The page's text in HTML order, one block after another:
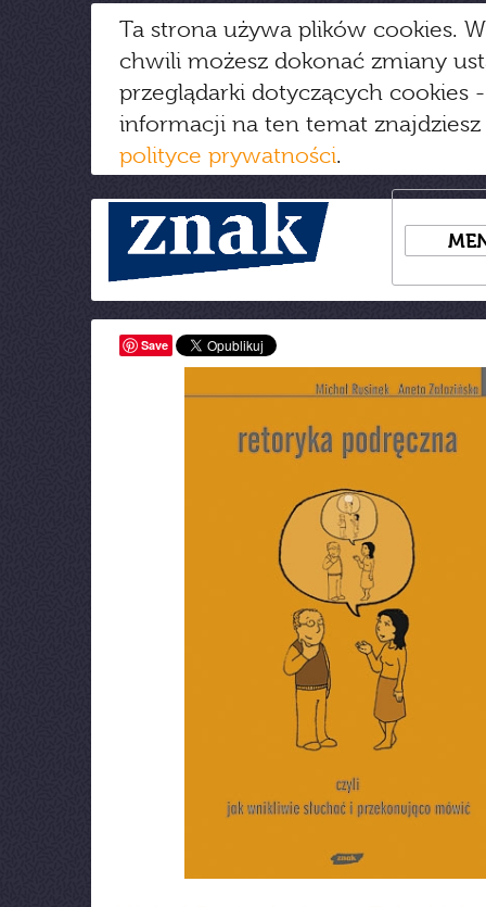
Ta strona używa plików cookies.
chwili możesz dokonać zmiany
przeglądarki dotyczących cookies
informacji na ten temat
polityce prywatności.
Save